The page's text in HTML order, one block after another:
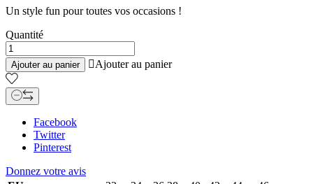
Un style fun pour toutes vos occasions !
Quantité
Ajouter au panier Ajouter au panier
Facebook
Twitter
Pinterest
Donnez votre avis